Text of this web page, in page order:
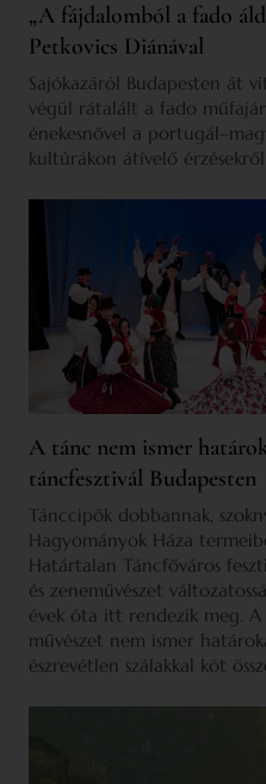
„A fájdalomból a fado
Petkovics Diánával
Sajókazáról Budapesten át
végül rátalált a fado
énekesnővel a
kultúrákon átívelő
A tánc nem ismer
táncfesztivál Budapesten
Tánccipők dobbannak,
Hagyományok Háza
Határtalan Táncfőváros
és zeneművészet
évek óta itt rendezik meg.
művészet nem ismer
észrevétlen szálakkal köt